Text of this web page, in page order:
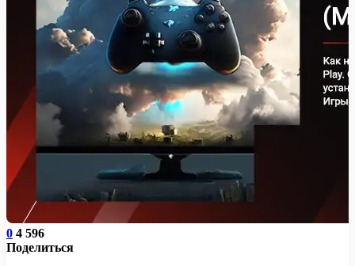
0 4 596
Поделиться